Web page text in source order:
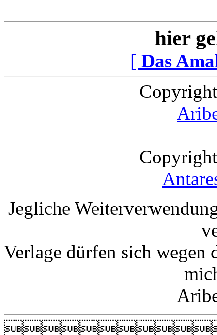
hier
[ Das
Jegliche
Verlage dürfen sich wegen